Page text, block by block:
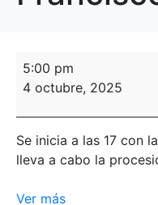
5:00 pm
4 octubre, 2025
Se inicia a las 17 con
lleva a cabo la
Ver más